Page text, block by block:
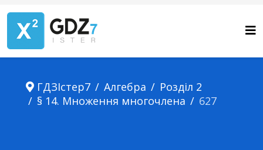
ГДЗІстер7 Алгебра
Розділ 2
§ 14. Множення многочлена
627